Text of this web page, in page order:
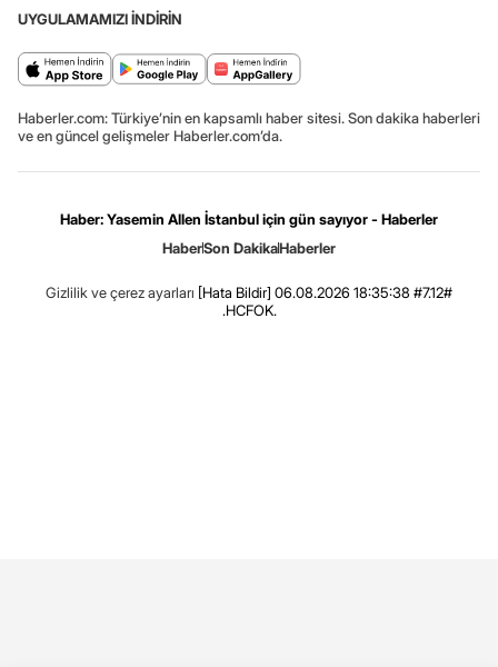
UYGULAMAMIZI İNDİRİN
Haberler.com: Türkiye’nin en kapsamlı haber sitesi. Son dakika haberleri
ve en güncel gelişmeler Haberler.com’da.
Haber: Yasemin Allen İstanbul için gün sayıyor - Haberler
HaberSon DakikaHaberler
Gizlilik ve çerez ayarları [Hata Bildir] 06.08.2026 18:35:38 #7.12#
.HCFOK.